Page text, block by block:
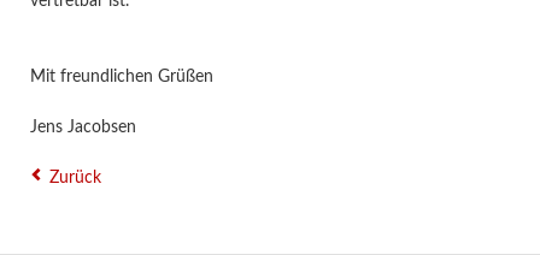
Mit freundlichen Grüßen
Jens Jacobsen
Zurück